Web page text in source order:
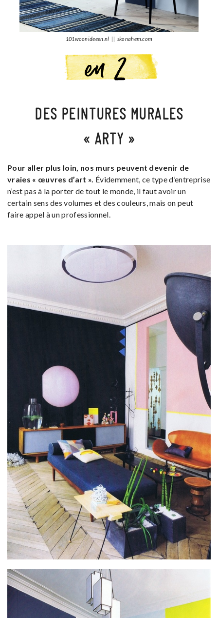
101woonideeen.nl || skonahem.com
DES PEINTURES MURALES
« ARTY »
Pour aller plus loin, nos murs peuvent devenir de
vraies « œuvres d’art ». Évidemment, ce type d’entreprise
n’est pas à la porter de tout le monde, il faut avoir un
certain sens des volumes et des couleurs, mais on peut
faire appel à un professionnel.